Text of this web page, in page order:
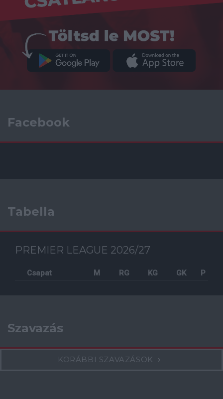
Facebook
Tabella
PREMIER LEAGUE 2026/27
Csapat M RG KG GK P
Szavazás
KORÁBBI SZAVAZÁSOK